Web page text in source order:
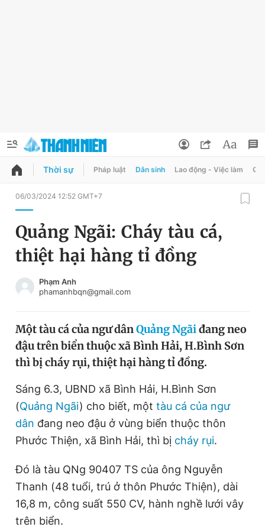
QUẢNG CÁO
Chuyên mục
Chuyên mục khác
Tin thị trường Tin 360
Sản phẩm khác
Tiện ích Bạn cần biết
Thông tin tòa soạn Liên hệ quảng cáo
Đổi mật khẩu
Tin đã lưu
Tin đã xem
Đăng xuất
Thời sự Pháp luật Dân sinh Lao động - Việc làm
06/03/2024 12:52 GMT+7
Quảng Ngãi: Cháy tàu cá,
thiệt hại hàng tỉ đồng
Phạm Anh
phamanhbqn@gmail.com
Một tàu cá của ngư dânQuảng Ngãiđang neo
đậu trên biển thuộc xã Bình Hải, H.Bình Sơn
thì bị cháy rụi, thiệt hại hàng tỉ đồng.
Sáng 6.3, UBND xã Bình Hải, H.Bình Sơn
(Quảng Ngãi) cho biết, một tàu cá của ngư
dân đang neo đậu ở vùng biển thuộc thôn
Phước Thiện, xã Bình Hải, thì bị cháy rụi.
Đó là tàu QNg 90407 TS của ông Nguyễn
Thanh (48 tuổi, trú ở thôn Phước Thiện), dài
16,8 m, công suất 550 CV, hành nghề lưới vây
trên biển.